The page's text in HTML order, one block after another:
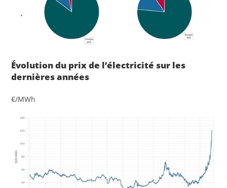
Évolution du prix de l’électricité sur les
dernièresannées
€/MWh